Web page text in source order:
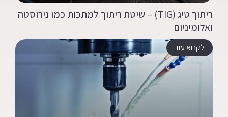
ריתוך טיג (TIG) – שיטת ריתוך למתכות כמו נירוסטה
ואלומיניום
לקרוא עוד